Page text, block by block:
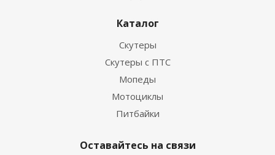
Каталог
Скутеры
Скутеры с ПТС
Мопеды
Мотоциклы
Питбайки
Оставайтесь на связи